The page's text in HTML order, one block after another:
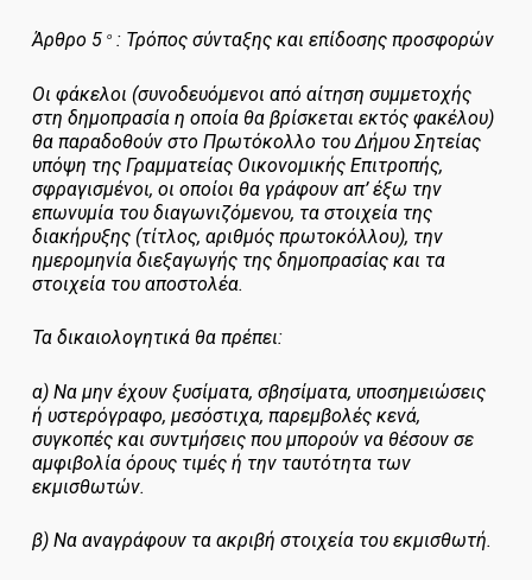
Άρθρο 5 ο: Τρόπος σύνταξης και επίδοσης προσφορών
Οι φάκελοι (συνοδευόμενοι από αίτηση συμμετοχής
στη δημοπρασία η οποία θα βρίσκεται εκτός φακέλου)
θα παραδοθούν στο Πρωτόκολλο του Δήμου Σητείας
υπόψη της Γραμματείας Οικονομικής Επιτροπής,
σφραγισμένοι, οι οποίοι θα γράφουν απ’ έξω την
επωνυμία του διαγωνιζόμενου, τα στοιχεία της
διακήρυξης (τίτλος, αριθμός πρωτοκόλλου), την
ημερομηνία διεξαγωγής της δημοπρασίας και τα
στοιχεία του αποστολέα.
Τα δικαιολογητικά θα πρέπει:
α) Να μην έχουν ξυσίματα, σβησίματα, υποσημειώσεις
ή υστερόγραφο, μεσόστιχα, παρεμβολές κενά,
συγκοπές και συντμήσεις που μπορούν να θέσουν σε
αμφιβολία όρους τιμές ή την ταυτότητα των
εκμισθωτών.
β) Να αναγράφουν τα ακριβή στοιχεία του εκμισθωτή.